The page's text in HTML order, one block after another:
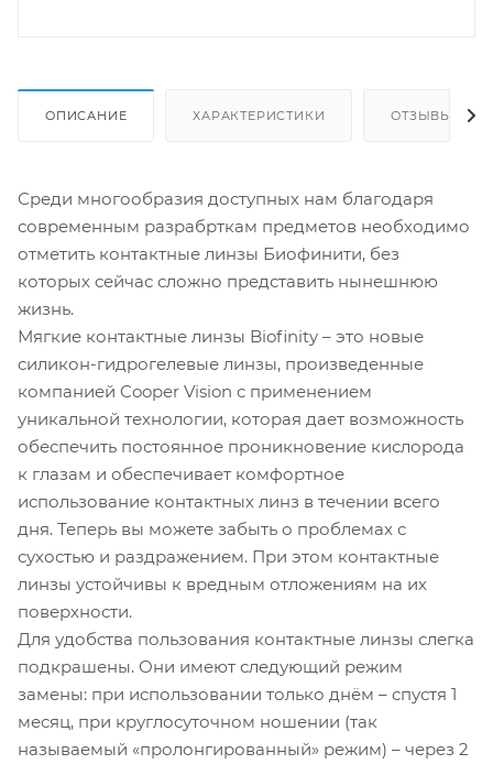
ОПИСАНИЕ ХАРАКТЕРИСТИКИ ОТЗЫВЫ
Среди многообразия доступных нам благодаря
современным разрабрткам предметов необходимо
отметить контактные линзы Биофинити, без
которых сейчас сложно представить нынешнюю
жизнь.
Мягкие контактные линзы Biofinity – это новые
силикон-гидрогелевые линзы, произведенные
компанией Cooper Vision с применением
уникальной технологии, которая дает возможность
обеспечить постоянное проникновение кислорода
к глазам и обеспечивает комфортное
использование контактных линз в течении всего
дня. Теперь вы можете забыть о проблемах с
сухостью и раздражением. При этом контактные
линзы устойчивы к вредным отложениям на их
поверхности.
Для удобства пользования контактные линзы слегка
подкрашены. Они имеют следующий режим
замены: при использовании только днём – спустя 1
месяц, при круглосуточном ношении (так
называемый «пролонгированный» режим) – через 2